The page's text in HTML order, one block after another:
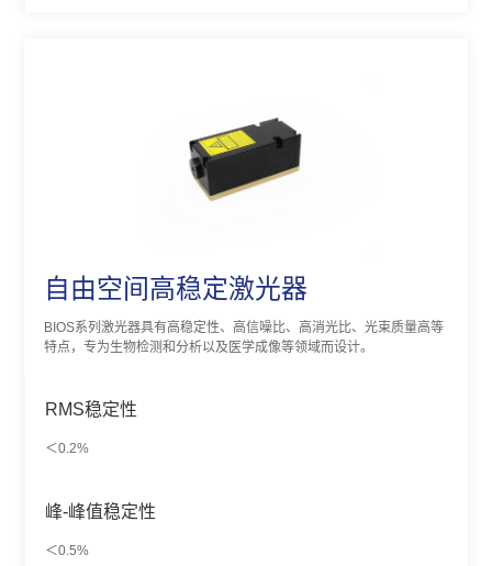
自由空间高稳定激光器
BIOS系列激光器具有高稳定性、高信噪比、高消光比、光束质量高等
特点，专为生物检测和分析以及医学成像等领域而设计。
RMS稳定性
＜0.2%
峰-峰值稳定性
＜0.5%